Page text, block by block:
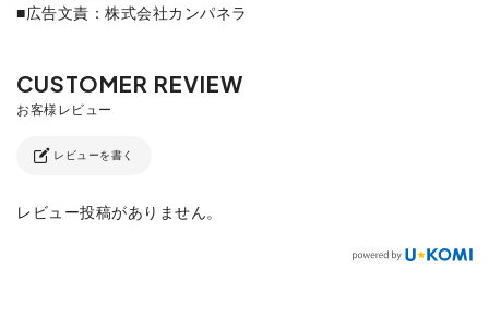
■広告文責：株式会社カンパネラ
レビューを書く
レビュー投稿がありません。